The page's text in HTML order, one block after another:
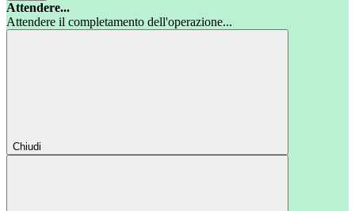
Attendere...
Attendere il completamento dell'operazione...
Chiudi